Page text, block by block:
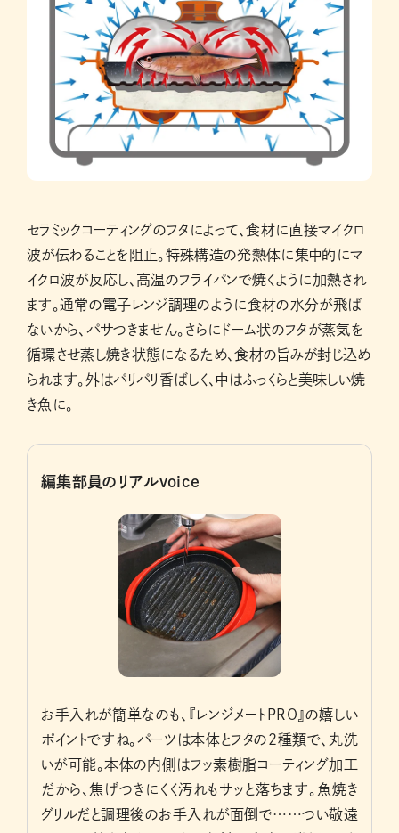
セラミックコーティングのフタによって、食材に直接マイクロ
波が伝わることを阻止。特殊構造の発熱体に集中的にマ
イクロ波が反応し、高温のフライパンで焼くように加熱され
ます。通常の電子レンジ調理のように食材の水分が飛ば
ないから、パサつきません。さらにドーム状のフタが蒸気を
循環させ蒸し焼き状態になるため、食材の旨みが封じ込め
られます。外はパリパリ香ばしく、中はふっくらと美味しい焼
き魚に。
編集部員のリアルvoice
お手入れが簡単なのも、『レンジメートPRO』の嬉しい
ポイントですね。パーツは本体とフタの2種類で、丸洗
いが可能。本体の内側はフッ素樹脂コーティング加工
だから、焦げつきにくく汚れもサッと落ちます。魚焼き
グリルだと調理後のお手入れが面倒で……つい敬遠